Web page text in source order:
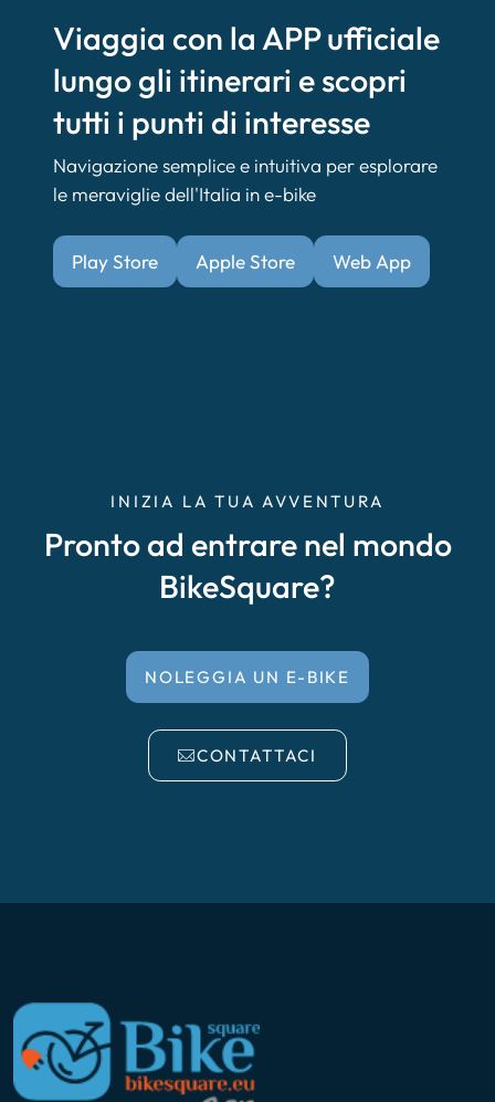
Viaggia con la APP ufficiale
lungo gli itinerari e scopri
tutti i punti di interesse
Navigazione semplice e intuitiva per esplorare
le meraviglie dell'Italia in e-bike
Play Store Apple Store Web App
INIZIA LA TUA AVVENTURA
Pronto ad entrare nel mondo
BikeSquare?
NOLEGGIA UN E-BIKE
CONTATTACI